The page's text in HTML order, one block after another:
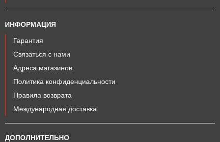
ИНФОРМАЦИЯ
Гарантия
Связаться с нами
Адреса магазинов
Политика конфиденциальности
Правила возврата
Международная доставка
ДОПОЛНИТЕЛЬНО